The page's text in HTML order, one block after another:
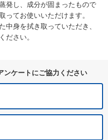
発し、成分が固まったもので
ってお使いいただけます。
中身を拭き取っていただき、
ださい。
ンケートにご協力ください